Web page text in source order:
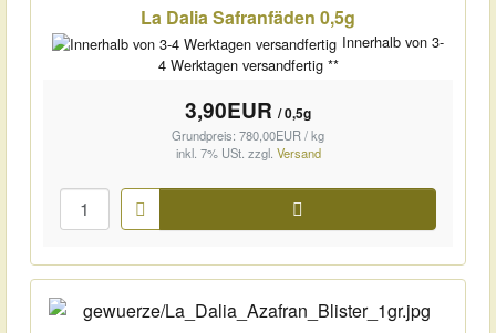
La Dalia Safranfäden 0,5g
Innerhalb von 3-
4 Werktagen versandfertig **
3,90EUR / 0,5g
Grundpreis: 780,00EUR / kg
inkl. 7% USt. zzgl. Versand